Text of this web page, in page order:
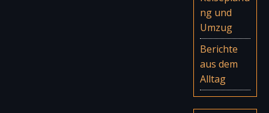
ng und
Umzug
Berichte
aus dem
Alltag